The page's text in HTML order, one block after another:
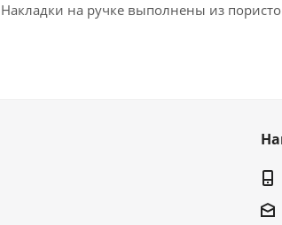
на ручке выполнены из